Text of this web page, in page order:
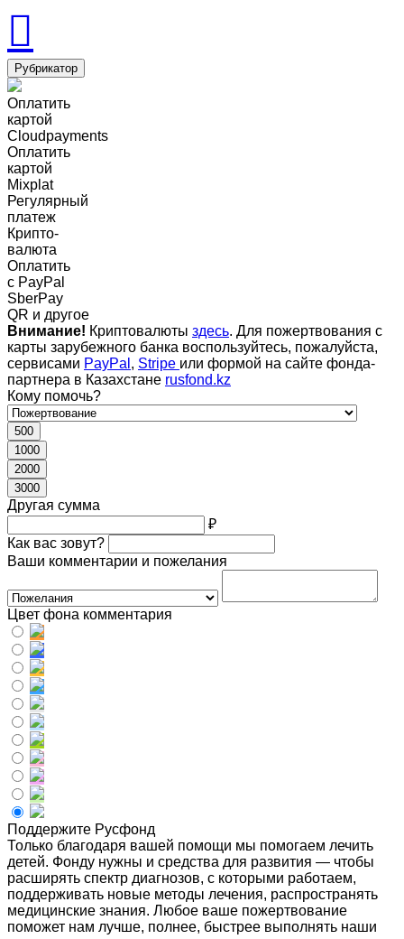
Рубрикатор
Оплатить
картой
Cloudpayments
Оплатить
картой
Mixplat
Регулярный
платеж
Крипто-
валюта
Оплатить
c PayPal
SberPay
QR и другое
Внимание! Криптовалюты здесь. Для пожертвования с
карты зарубежного банка воспользуйтесь, пожалуйста,
сервисами PayPal , Stripe или формой на сайте фонда-
партнера в Казахстане rusfond.kz
Кому помочь?
500
1000
2000
3000
Другая сумма
₽
Как вас зовут?
Ваши комментарии и пожелания
Цвет фона комментария
Поддержите Русфонд
Только благодаря вашей помощи мы помогаем лечить
детей. Фонду нужны и средства для развития — чтобы
расширять спектр диагнозов, с которыми работаем,
поддерживать новые методы лечения, распространять
медицинские знания. Любое ваше пожертвование
поможет нам лучше, полнее, быстрее выполнять наши